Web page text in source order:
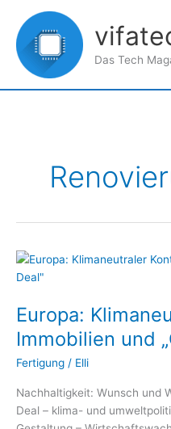
Inhalt
springen
Das Tech
Europa:
Immobilien und
Fertigung / Elli
Nachhaltigkeit: Wunsch und
Deal – klima- und
Europa:
Klimaneutraler
–
Immobilien
und
„Grüner